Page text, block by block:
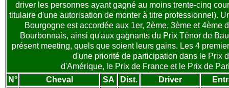
driver les personnes ayant gagné au moins trente-cinq
titulaire d'une autorisation de monter à titre professionnel).
Bourgogne est accordée aux 1er, 2ème, 3ème et 4ème
Bourbonnais, ainsi qu'aux gagnants du Prix Ténor de
présent meeting, quels que soient leurs gains. Les 4
d'une priorité de participation dans le Prix
d'Amérique, le Prix de France et le Prix de
N°
Cheval SA Dist. Driver